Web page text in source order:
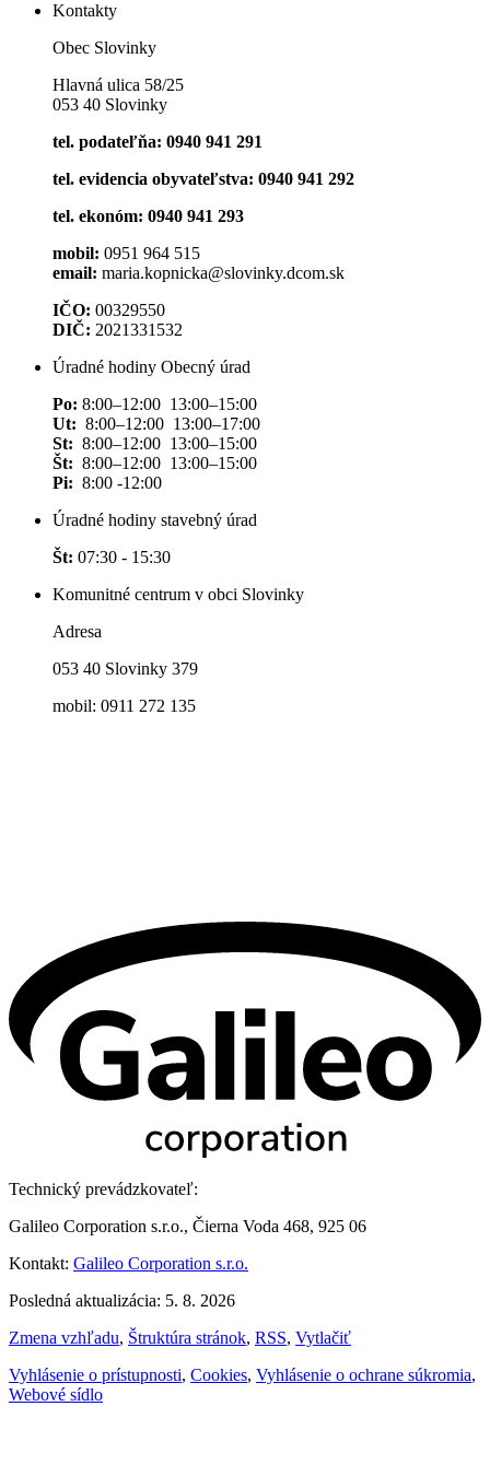
Kontakty
Obec Slovinky
Hlavná ulica 58/25
053 40 Slovinky
tel. podateľňa: 0940 941 291
tel. evidencia obyvateľstva: 0940 941 292
tel. ekonóm: 0940 941 293
mobil: 0951 964 515
email: maria.kopnicka@slovinky.dcom.sk
IČO: 00329550
DIČ: 2021331532
Úradné hodiny Obecný úrad
Po: 8:00–12:00 13:00–15:00
Ut: 8:00–12:00 13:00–17:00
St: 8:00–12:00 13:00–15:00
Št: 8:00–12:00 13:00–15:00
Pi: 8:00 -12:00
Úradné hodiny stavebný úrad
Št: 07:30 - 15:30
Komunitné centrum v obci Slovinky
Adresa
053 40 Slovinky 379
mobil: 0911 272 135
Technický prevádzkovateľ:
Galileo Corporation s.r.o., Čierna Voda 468, 925 06
Kontakt: Galileo Corporation s.r.o.
Posledná aktualizácia: 5. 8. 2026
Zmena vzhľadu, Štruktúra stránok, RSS, Vytlačiť
Vyhlásenie o prístupnosti, Cookies, Vyhlásenie o ochrane súkromia,
Webové sídlo